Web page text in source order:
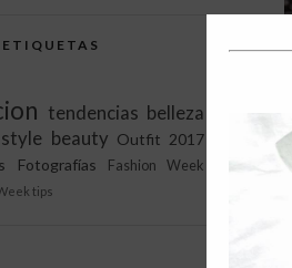
ETIQUETAS
tendencias belleza
style beauty Outfit 2017
Fotografías Fashion Week
tips